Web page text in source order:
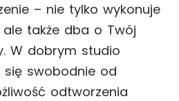
– nie tylko wykonuje
także dba o Twój
W dobrym studio
się swobodnie od
odtworzenia